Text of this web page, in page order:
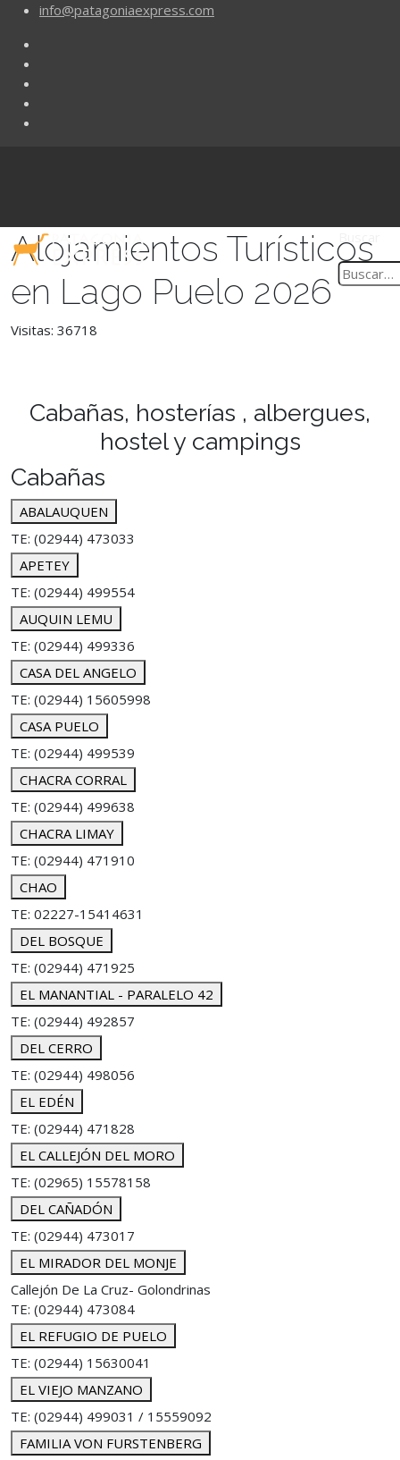
info@patagoniaexpress.com
Alojamientos Turísticos
en Lago Puelo 2026
Visitas: 36718
Cabañas, hosterías , albergues,
hostel y campings
Cabañas
ABALAUQUEN
TE: (02944) 473033
APETEY
TE: (02944) 499554
AUQUIN LEMU
TE: (02944) 499336
CASA DEL ANGELO
TE: (02944) 15605998
CASA PUELO
TE: (02944) 499539
CHACRA CORRAL
TE: (02944) 499638
CHACRA LIMAY
TE: (02944) 471910
CHAO
TE: 02227-15414631
DEL BOSQUE
TE: (02944) 471925
EL MANANTIAL - PARALELO 42
TE: (02944) 492857
DEL CERRO
TE: (02944) 498056
EL EDÉN
TE: (02944) 471828
EL CALLEJÓN DEL MORO
TE: (02965) 15578158
DEL CAÑADÓN
TE: (02944) 473017
EL MIRADOR DEL MONJE
Callejón De La Cruz- Golondrinas
TE: (02944) 473084
EL REFUGIO DE PUELO
TE: (02944) 15630041
EL VIEJO MANZANO
TE: (02944) 499031 / 15559092
FAMILIA VON FURSTENBERG